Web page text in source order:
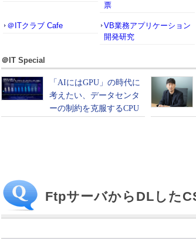
票
＠ITクラブ Cafe
VB業務アプリケーション
開発研究
＠IT Special
FtpサーバからDLした